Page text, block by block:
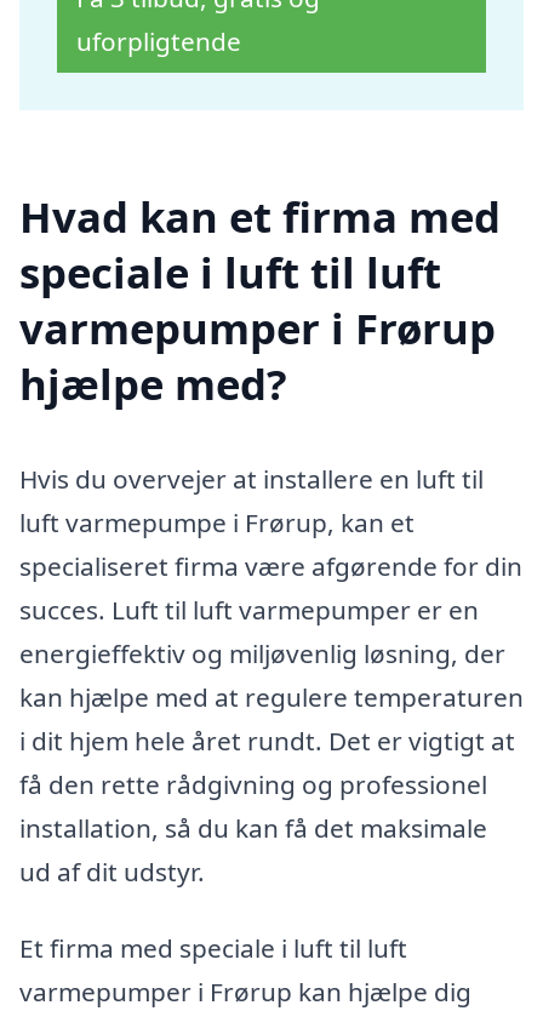
uforpligtende
Hvad kan et firma med
speciale i luft til luft
varmepumper i Frørup
hjælpe med?
Hvis du overvejer at installere en luft til
luft varmepumpe i Frørup, kan et
specialiseret firma være afgørende for din
succes. Luft til luft varmepumper er en
energieffektiv og miljøvenlig løsning, der
kan hjælpe med at regulere temperaturen
i dit hjem hele året rundt. Det er vigtigt at
få den rette rådgivning og professionel
installation, så du kan få det maksimale
ud af dit udstyr.
Et firma med speciale i luft til luft
varmepumper i Frørup kan hjælpe dig